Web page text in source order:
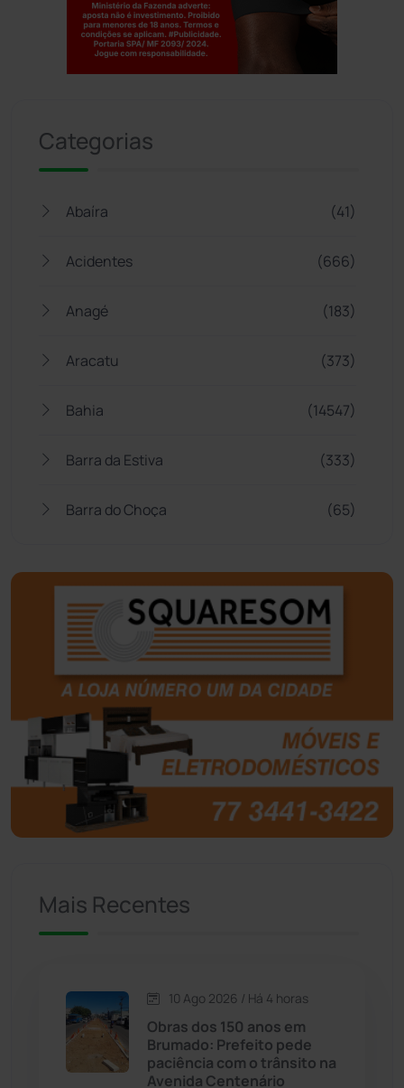
Categorias
Abaíra (41)
Acidentes (666)
Anagé (183)
Aracatu (373)
Bahia (14547)
Barra da Estiva (333)
Barra do Choça (65)
Bom Jesus da Lapa (510)
Boquira (152)
Botuporã
Brasil (7681)
Brumado (31966)
Caetanos
Candiba
Cândido Sales (121)
Mais Recentes
10 Ago 2026 / Há 4 horas
Obras dos 150 anos em
Brumado: Prefeito pede
paciência com o trânsito na
Avenida Centenário